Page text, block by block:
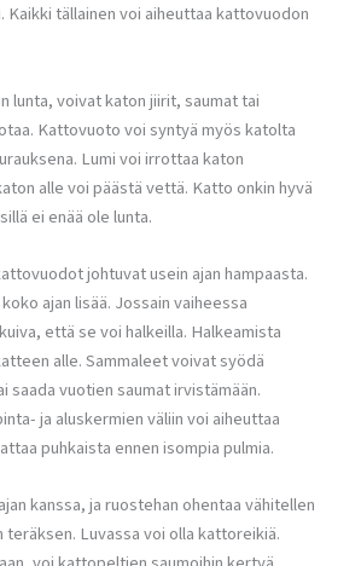
tällainen voi aiheuttaa kattovuodon
lunta, voivat katon jiirit, saumat tai
Kattovuoto voi syntyä myös katolta
Lumi voi irrottaa katon
alle voi päästä vettä. Katto onkin hyvä
ei enää ole lunta.
johtuvat usein ajan hampaasta.
ajan lisää. Jossain vaiheessa
että se voi halkeilla. Halkeamista
alle. Sammaleet voivat syödä
saada vuotien saumat irvistämään.
ja aluskermien väliin voi aiheuttaa
puhkaista ennen isompia pulmia.
kanssa, ja ruostehan ohentaa vähitellen
teräksen. Luvassa voi olla kattoreikiä.